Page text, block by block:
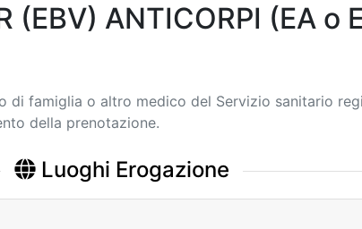
(EBV) ANTICORPI (EA o
di famiglia o altro medico del Servizio sanitario
della prenotazione.
Luoghi Erogazione